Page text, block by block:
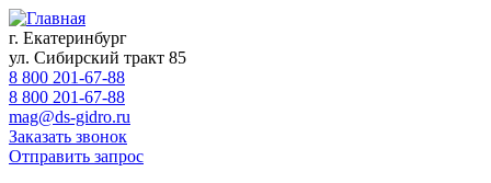
г. Екатеринбург
ул. Сибирский тракт 85
8 800 201-67-88
8 800 201-67-88
mag@ds-gidro.ru
Заказать звонок
Отправить запрос